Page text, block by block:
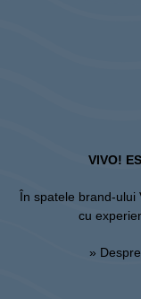
VIVO!
În spatele brand-ului
cu
»